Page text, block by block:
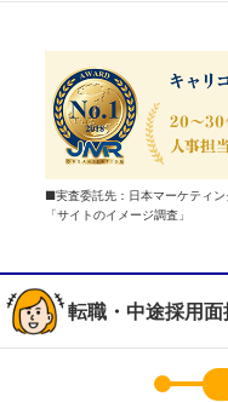
■実査委託先：日本マーケティ
「サイトのイメージ調査」
転職・中途採用面